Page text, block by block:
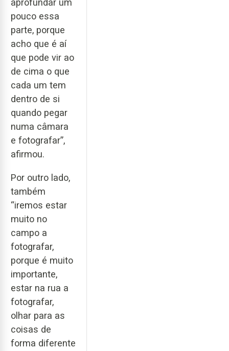
pouco essa
parte, porque
acho que é aí
que pode vir ao
de cima o que
cada um tem
dentro de si
quando pegar
numa câmara
e fotografar”,
afirmou.
Por outro lado,
também
“iremos estar
muito no
campo a
fotografar,
porque é muito
importante,
estar na rua a
fotografar,
olhar para as
coisas de
forma diferente